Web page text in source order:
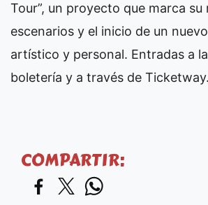
Tour”, un proyecto que marca su
escenarios y el inicio de un
artístico y personal. Entradas a
boletería y a través de Ticketway.
COMPARTIR: